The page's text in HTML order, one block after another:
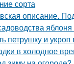
сорта
описание.
яблоня
петрушку и укроп
в холодное